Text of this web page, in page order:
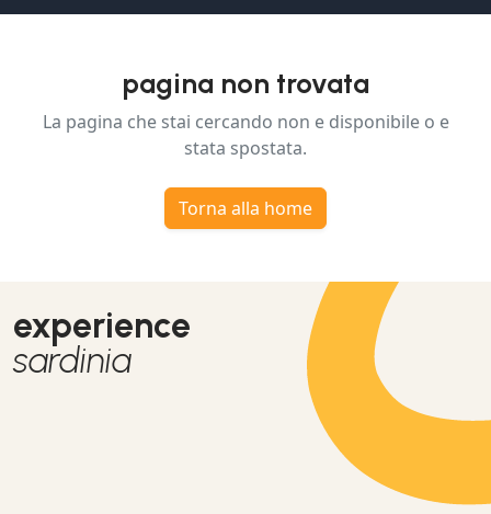
pagina non trovata
La pagina che stai cercando non e disponibile o e
stata spostata.
Torna alla home
experience
sardinia